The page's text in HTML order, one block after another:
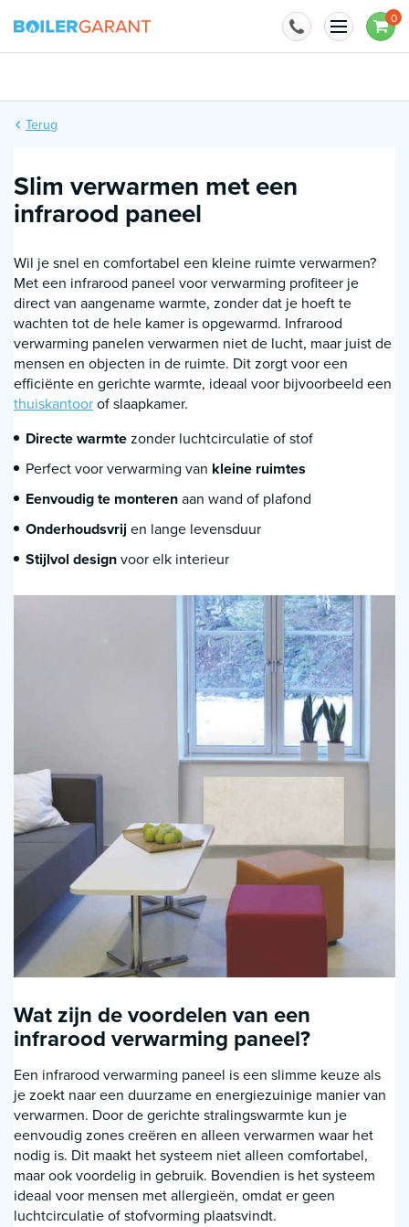
0
Terug
Slim verwarmen met een
infrarood paneel
Wil je snel en comfortabel een kleine ruimte verwarmen?
Met een infrarood paneel voor verwarming profiteer je
direct van aangename warmte, zonder dat je hoeft te
wachten tot de hele kamer is opgewarmd. Infrarood
verwarming panelen verwarmen niet de lucht, maar juist de
mensen en objecten in de ruimte. Dit zorgt voor een
efficiënte en gerichte warmte, ideaal voor bijvoorbeeld een
thuiskantoorof slaapkamer.
Directe warmtezonder luchtcirculatie of stof
Perfect voor verwarming van kleine ruimtes
Eenvoudig te monterenaan wand of plafond
Onderhoudsvrijen lange levensduur
Stijlvol designvoor elk interieur
Wat zijn de voordelen van een
infrarood verwarming paneel?
Een infrarood verwarming paneel is een slimme keuze als
je zoekt naar een duurzame en energiezuinige manier van
verwarmen. Door de gerichte stralingswarmte kun je
eenvoudig zones creëren en alleen verwarmen waar het
nodig is. Dit maakt het systeem niet alleen comfortabel,
maar ook voordelig in gebruik. Bovendien is het systeem
ideaal voor mensen met allergieën, omdat er geen
luchtcirculatie of stofvorming plaatsvindt.